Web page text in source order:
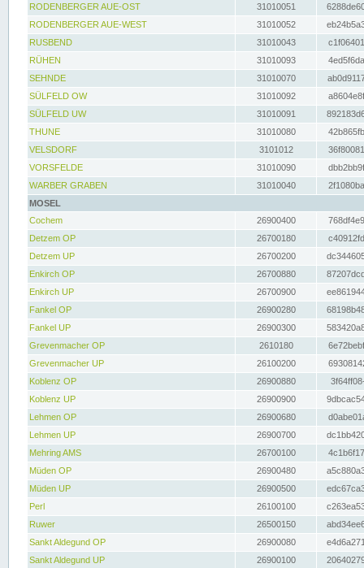
RODENBERGER AUE-OST
31010051
RODENBERGER AUE-WEST
31010052
RUSBEND
31010043
RÜHEN
31010093
SEHNDE
31010070
SÜLFELD OW
31010092
SÜLFELD UW
31010091
THUNE
31010080
VELSDORF
3101012
VORSFELDE
31010090
WARBER GRABEN
31010040
MOSEL
Cochem
26900400
Detzem OP
26700180
Detzem UP
26700200
Enkirch OP
26700880
Enkirch UP
26700900
Fankel OP
26900280
Fankel UP
26900300
Grevenmacher OP
2610180
Grevenmacher UP
26100200
Koblenz OP
26900880
Koblenz UP
26900900
Lehmen OP
26900680
Lehmen UP
26900700
Mehring AMS
26700100
Müden OP
26900480
Müden UP
26900500
Perl
26100100
Ruwer
26500150
Sankt Aldegund OP
26900080
Sankt Aldegund UP
26900100